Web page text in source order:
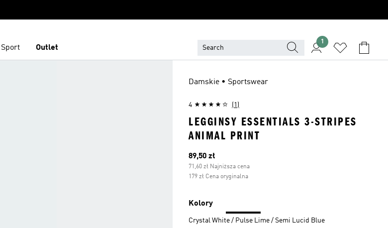
Sport Outlet
1
Damskie • Sportswear
4 (1)
LEGGINSY ESSENTIALS 3-STRIPES
ANIMAL PRINT
Bieżąca cena
89,50 zł
71,60 zł Najniższa cena
179 zł Cena oryginalna
Kolory
Crystal White / Pulse Lime / Semi Lucid Blue